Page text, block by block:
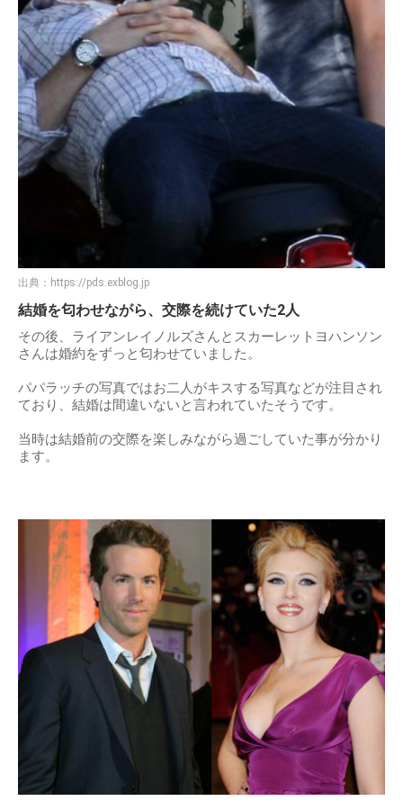
出典： https://pds.exblog.jp
結婚を匂わせながら、交際を続けていた2人
その後、ライアンレイノルズさんとスカーレットヨハンソン
さんは婚約をずっと匂わせていました。
パパラッチの写真ではお二人がキスする写真などが注目され
ており、結婚は間違いないと言われていたそうです。
当時は結婚前の交際を楽しみながら過ごしていた事が分かり
ます。